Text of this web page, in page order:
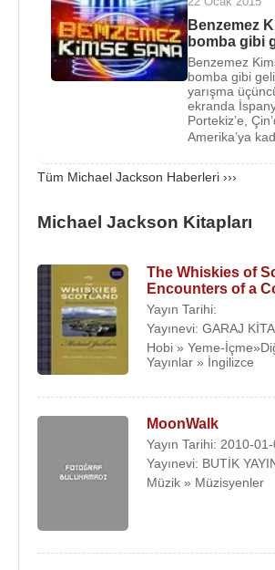
Artık Jackson için bireysel kariyerin
Walt Disney Pictures tarafından,
çizgi filmi yapıldı ve yayına
dünyaya duyuran Jackson
1972'deİngiltere
ve gittikleri her yerde kapalı gişe
turnelerindeCommodoresve
1973'den itibaren grubun satış
alarak, bundan böyle şirket
şarkıların seslendirilmesi
baskı yapmaya başladı. Sıkıntılı
grup,1976'da şirketten ayrılma
Records
'la sözleşme imzaladı.
The Jackson 5
karışık bir albüm yaparak
gelişme iplerin iyice
Jermaine Jackson
Benzemez
bomba gibi
Benzemez
bomba gibi
yarışma
ekranda
Portekiz’e,
Amerika’ya
Tüm Michael Jackson Haberleri ›››
Michael Jackson Kitapları
The Whiskies of
Encounters of a
Yayın Tarihi:
Yayınevi: GARAJ
Hobi » Yeme-
Yayınlar » İngilizce
MoonWalk
Yayın Tarihi: 2010-01-
Yayınevi: BUTİK
Müzik » Müzisyenler